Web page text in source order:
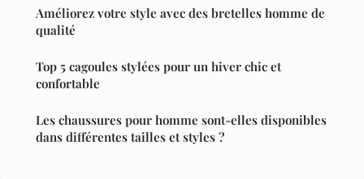
Améliorez votre style avec des bretelles homme de
qualité
Top 5 cagoules stylées pour un hiver chic et
confortable
Les chaussures pour homme sont-elles disponibles
dans différentes tailles et styles ?